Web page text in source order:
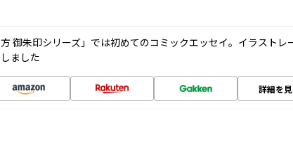
御朱印シリーズ」では初めてのコミックエッセイ。イラストレ
ました
詳細を